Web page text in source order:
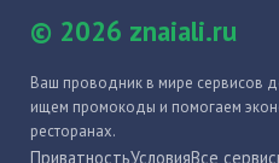
© 2026 znaiali.ru
Ваш проводник в мире сервисов
ищем промокоды и помогаем
ресторанах.
ПриватностьУсловияВсе